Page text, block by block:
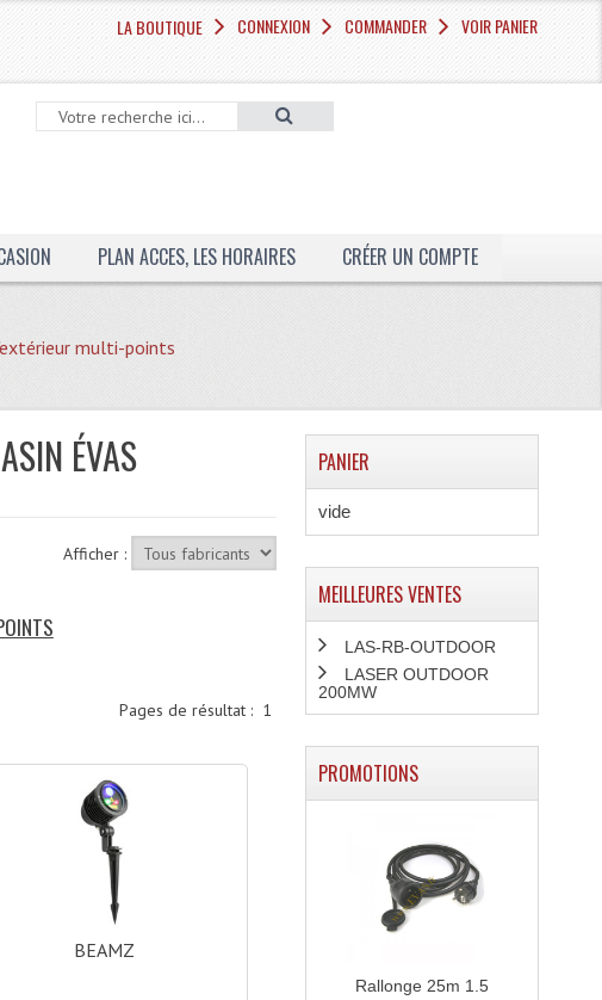
LA BOUTIQUE CONNEXION COMMANDER VOIR PANIER
PLAN ACCES, LES HORAIRES CRÉER UN COMPTE
multi-points
ÉVAS
Afficher :
Pages de résultat : 1
BEAMZ
PANIER
vide
MEILLEURES VENTES
LAS-RB-OUTDOOR
LASER OUTDOOR
200MW
PROMOTIONS
Rallonge 25m 1.5